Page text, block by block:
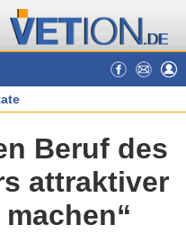
Beruf des
attraktiver